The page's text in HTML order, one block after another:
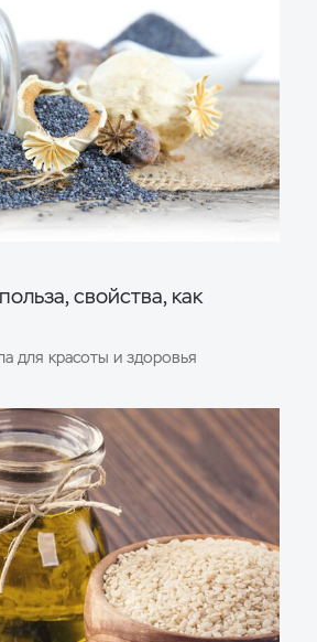
свойства, как
для красоты и здоровья